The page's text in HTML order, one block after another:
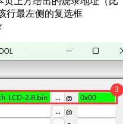
行最左侧的复选框